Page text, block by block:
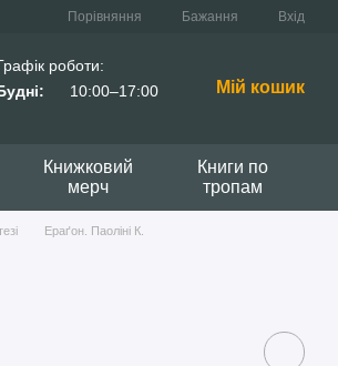
Порівняння Бажання Вхід
роботи:
10:00–17:00 Мій кошик
Книжковий
мерч
Книги по
тропам
Ераґон. Паоліні К.